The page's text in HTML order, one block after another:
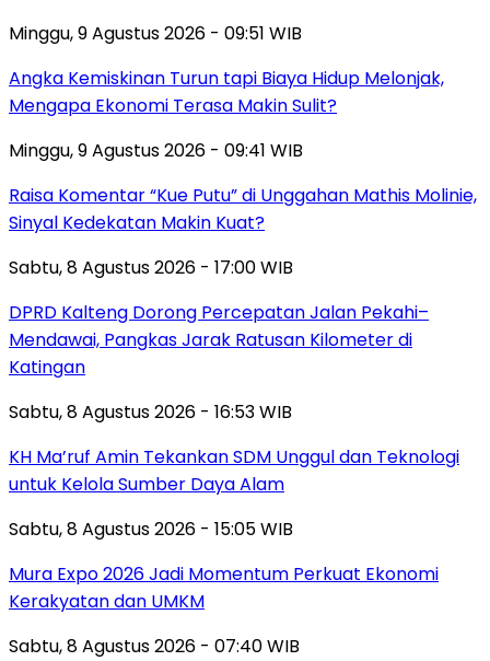
Minggu, 9 Agustus 2026 - 09:51 WIB
Angka Kemiskinan Turun tapi Biaya Hidup Melonjak,
Mengapa Ekonomi Terasa Makin Sulit?
Minggu, 9 Agustus 2026 - 09:41 WIB
Raisa Komentar “Kue Putu” di Unggahan Mathis Molinie,
Sinyal Kedekatan Makin Kuat?
Sabtu, 8 Agustus 2026 - 17:00 WIB
DPRD Kalteng Dorong Percepatan Jalan Pekahi–
Mendawai, Pangkas Jarak Ratusan Kilometer di
Katingan
Sabtu, 8 Agustus 2026 - 16:53 WIB
KH Ma’ruf Amin Tekankan SDM Unggul dan Teknologi
untuk Kelola Sumber Daya Alam
Sabtu, 8 Agustus 2026 - 15:05 WIB
Mura Expo 2026 Jadi Momentum Perkuat Ekonomi
Kerakyatan dan UMKM
Sabtu, 8 Agustus 2026 - 07:40 WIB